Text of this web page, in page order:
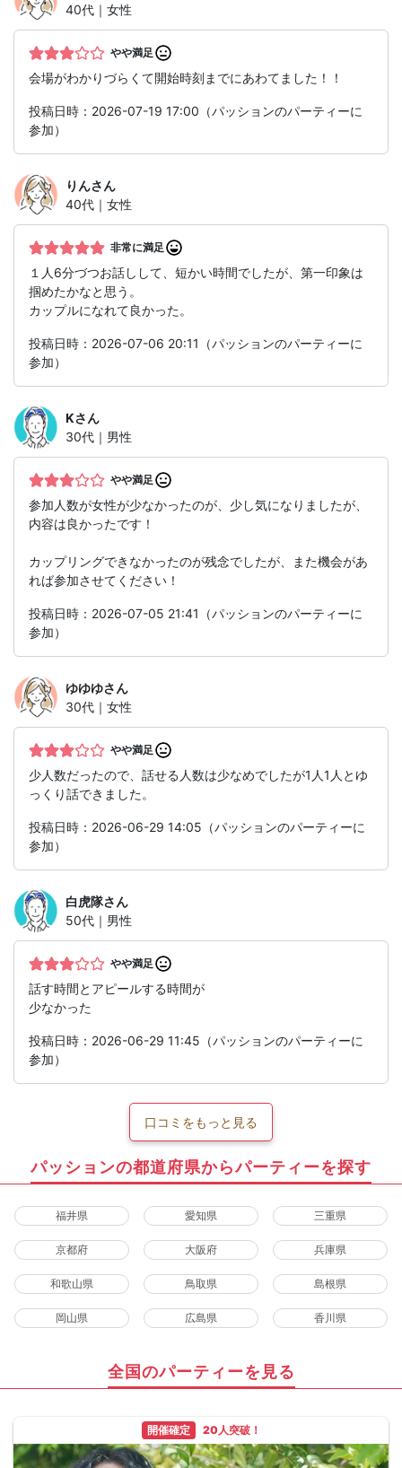
40代｜女性
やや満足
会場がわかりづらくて開始時刻までにあわてました！！
投稿日時：2026-07-19 17:00（パッションのパーティーに
参加）
りんさん
40代｜女性
非常に満足
１人6分づつお話しして、短かい時間でしたが、第一印象は
掴めたかなと思う。
カップルになれて良かった。
投稿日時：2026-07-06 20:11（パッションのパーティーに
参加）
Kさん
30代｜男性
やや満足
参加人数が女性が少なかったのが、少し気になりましたが、
内容は良かったです！
カップリングできなかったのが残念でしたが、また機会があ
れば参加させてください！
投稿日時：2026-07-05 21:41（パッションのパーティーに
参加）
ゆゆゆさん
30代｜女性
やや満足
少人数だったので、話せる人数は少なめでしたが1人1人とゆ
っくり話できました。
投稿日時：2026-06-29 14:05（パッションのパーティーに
参加）
白虎隊さん
50代｜男性
やや満足
話す時間とアピールする時間が
少なかった
投稿日時：2026-06-29 11:45（パッションのパーティーに
参加）
口コミをもっと見る
パッションの都道府県からパーティーを探す
福井県 愛知県 三重県
京都府 大阪府 兵庫県
和歌山県 鳥取県 島根県
岡山県 広島県 香川県
全国のパーティーを見る
開催確定 20人突破！